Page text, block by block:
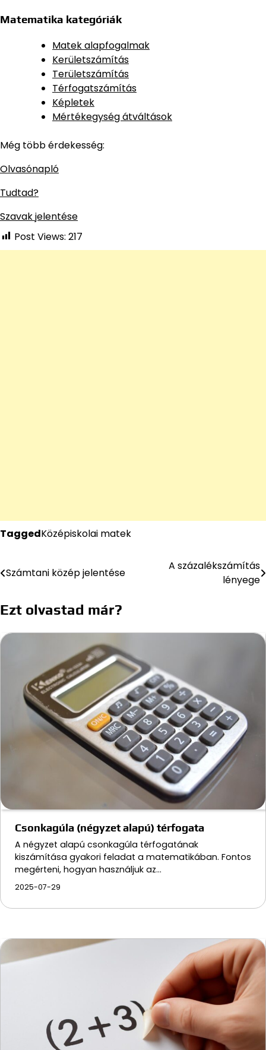
Matematika kategóriák
Matek alapfogalmak
Kerületszámítás
Területszámítás
Térfogatszámítás
Képletek
Mértékegység átváltások
Még több érdekesség:
Olvasónapló
Tudtad?
Szavak jelentése
Post Views: 217
TaggedKözépiskolai matek
Bejegyzés
Számtani közép jelentése
A százalékszámítás
lényege
Ezt olvastad már?
Csonkagúla (négyzet alapú) térfogata
A négyzet alapú csonkagúla térfogatának
kiszámítása gyakori feladat a matematikában. Fontos
megérteni, hogyan használjuk az…
2025-07-29